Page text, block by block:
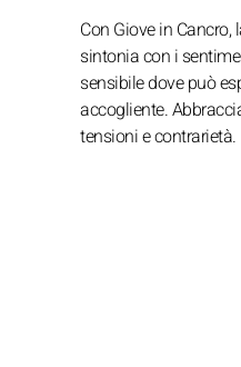
Con Giove in
sintonia con i
sensibile dove può
accogliente.
tensioni e contrarietà.